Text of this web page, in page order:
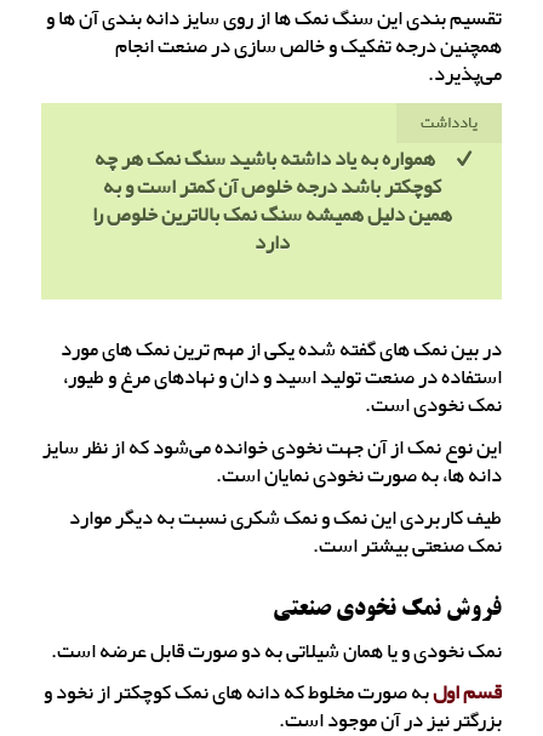
تقسیم بندی این سنگ نمک ها از روی سایز دانه بندی آن ها و
همچنین درجه تفکیک و خالص سازی در صنعت انجام
می‌پذیرد.
یادداشت
همواره به یاد داشته باشید سنگ نمک هر چه
کوچکتر باشد درجه خلوص آن کمتر است و به
همین دلیل همیشه سنگ نمک بالاترین خلوص را
دارد
در بین نمک های گفته شده یکی از مهم ترین نمک های مورد
استفاده در صنعت تولید اسید و دان و نهادهای مرغ و طیور،
نمک نخودی است.
این نوع نمک از آن جهت نخودی خوانده می‌شود که از نظر سایز
دانه ها، به صورت نخودی نمایان است.
طیف کاربردی این نمک و نمک شکری نسبت به دیگر موارد
نمک صنعتی بیشتر است.
فروش نمک نخودی صنعتی
نمک نخودی و یا همان شیلاتی به دو صورت قابل عرضه است.
قسم اولبه صورت مخلوط که دانه های نمک کوچکتر از نخود و
بزرگتر نیز در آن موجود است.